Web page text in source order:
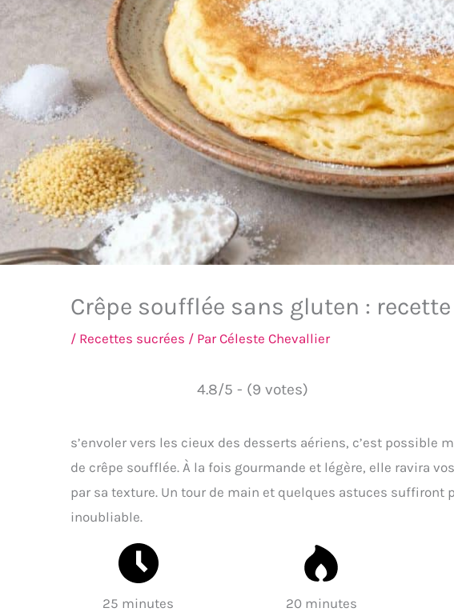
Crêpe soufflée sans gluten :
/ Recettes sucrées / ParCéleste Chevallier
4.8/5 - (9 votes)
s’envoler vers les cieux des desserts aériens, c’est possible
de crêpe soufflée. À la fois gourmande et légère, elle ravira
par sa texture. Un tour de main et quelques astuces suffiront
inoubliable.
25 minutes 20 minutes